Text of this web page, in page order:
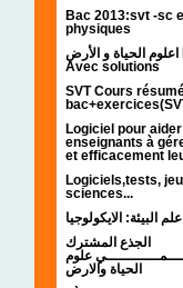
Bac 2013:svt -sc
physiques
اعلوم الحياة و الأرض Bac Svt et Pc
Avec solutions
SVT Cours
Logiciel pour
enseignants à
et efficacement
Logiciels,tests,
sciences...
علم البيئة: الايكولوجيا
الجذع المشترك
علوم
الحياة والارض